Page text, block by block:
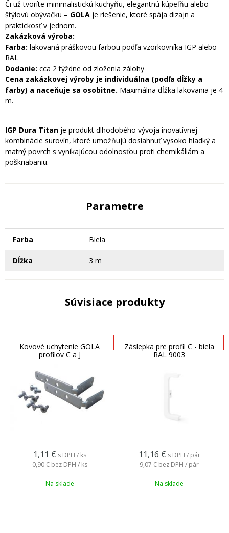
Či už tvoríte minimalistickú kuchyňu, elegantnú kúpeľňu alebo
štýlovú obývačku – GOLA je riešenie, ktoré spája dizajn a
praktickosť v jednom.
Zakázková výroba:
Farba: lakovaná práškovou farbou podľa vzorkovníka IGP alebo
RAL
Dodanie: cca 2 týždne od zloženia zálohy
Cena zakázkovej výroby je individuálna (podľa dĺžky a
farby) a naceňuje sa osobitne. Maximálna dĺžka lakovania je 4
m.
IGP Dura Titan je produkt dlhodobého vývoja inovatívnej
kombinácie surovín, ktoré umožňujú dosiahnuť vysoko hladký a
matný povrch s vynikajúcou odolnosťou proti chemikáliám a
poškriabaniu.
Parametre
Farba Biela
Dĺžka 3 m
Súvisiace produkty
Kovové uchytenie GOLA
profilov C a J
1,11 € s DPH / ks
0,90 € bez DPH / ks
Na sklade
Záslepka pre profil C - biela
RAL 9003
11,16 € s DPH / pár
9,07 € bez DPH / pár
Na sklade